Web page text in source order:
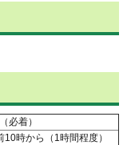
必着）
時から（1時間程度）